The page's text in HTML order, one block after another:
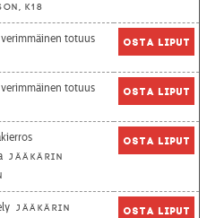
K18
totuus Osta liput
totuus Osta liput
Jääkärin
Osta liput
Jääkärin
Osta liput